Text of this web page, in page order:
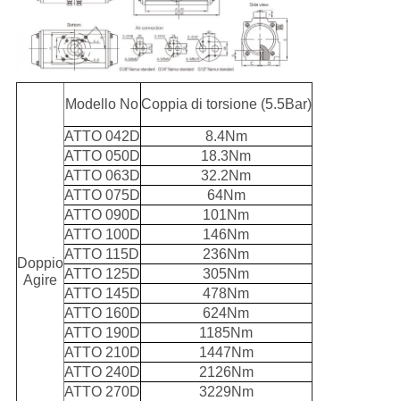
Doppio
Agire
Modello NoCoppia di torsione (5.5Bar)
ATTO 042D
8.4Nm
ATTO 050D
18.3Nm
ATTO 063D
32.2Nm
ATTO 075D
64Nm
ATTO 090D
101Nm
ATTO 100D
146Nm
ATTO 115D
236Nm
ATTO 125D
305Nm
ATTO 145D
478Nm
ATTO 160D
624Nm
ATTO 190D
1185Nm
ATTO 210D
1447Nm
ATTO 240D
2126Nm
ATTO 270D
3229Nm